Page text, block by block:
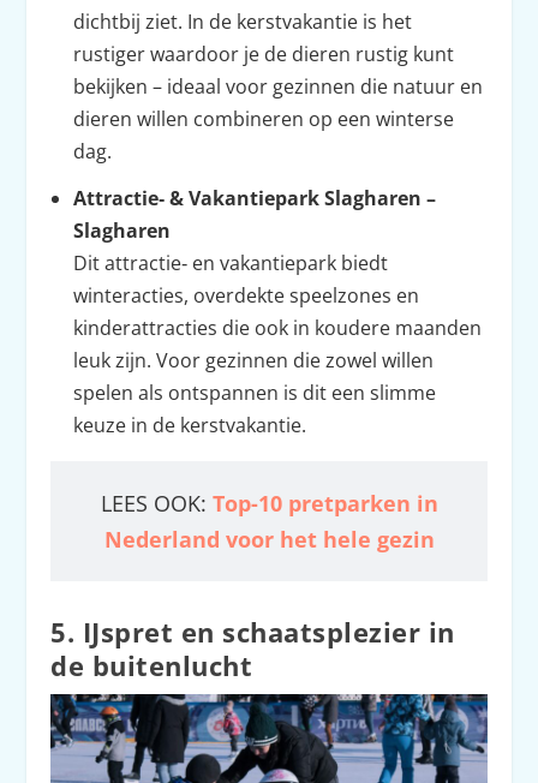
dichtbij ziet. In de kerstvakantie is het
rustiger waardoor je de dieren rustig kunt
bekijken – ideaal voor gezinnen die natuur en
dieren willen combineren op een winterse
dag.
Attractie‑ & Vakantiepark Slagharen –
Slagharen
Dit attractie‑ en vakantiepark biedt
winteracties, overdekte speelzones en
kinderattracties die ook in koudere maanden
leuk zijn. Voor gezinnen die zowel willen
spelen als ontspannen is dit een slimme
keuze in de kerstvakantie.
LEES OOK: Top-10 pretparken in
Nederland voor het hele gezin
5. IJspret en schaatsplezier in
de buitenlucht